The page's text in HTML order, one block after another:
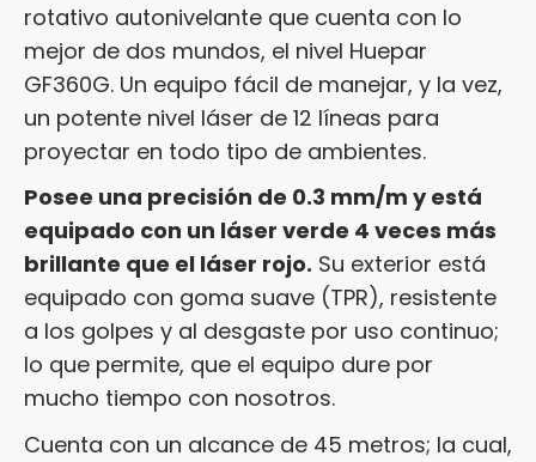
rotativo autonivelante que cuenta con lo
mejor de dos mundos, el nivel Huepar
GF360G. Un equipo fácil de manejar, y la vez,
un potente nivel láser de 12 líneas para
proyectar en todo tipo de ambientes.
Posee una precisión de 0.3 mm/m y está
equipado con un láser verde 4 veces más
brillante que el láser rojo. Su exterior está
equipado con goma suave (TPR), resistente
a los golpes y al desgaste por uso continuo;
lo que permite, que el equipo dure por
mucho tiempo con nosotros.
Cuenta con un alcance de 45 metros; la cual,